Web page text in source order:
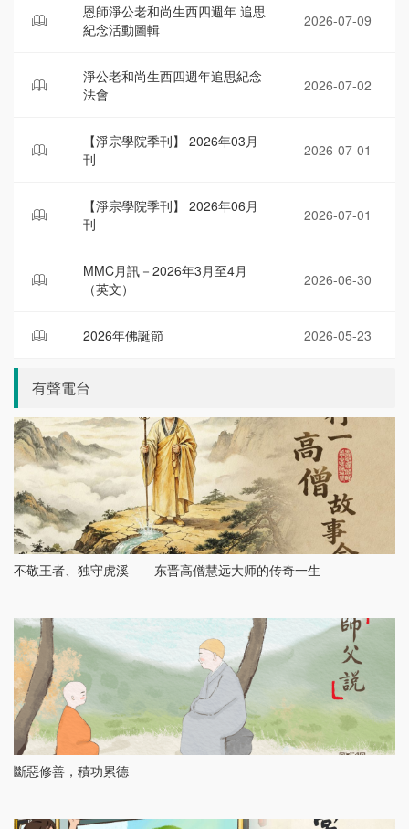
恩師淨公老和尚生西四週年 追思
紀念活動圖輯
2026-07-09
淨公老和尚生西四週年追思紀念
法會
2026-07-02
【淨宗學院季刊】 2026年03月
刊
2026-07-01
【淨宗學院季刊】 2026年06月
刊
2026-07-01
MMC月訊－2026年3月至4月
（英文）
2026-06-30
2026年佛誕節 2026-05-23
有聲電台
不敬王者、独守虎溪——东晋高僧慧远大师的传奇一生
斷惡修善，積功累德